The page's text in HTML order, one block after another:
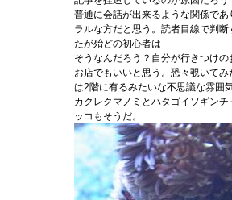
普通に会話が出来るような関係で
ラルな方だと思う。読者目線で判
たが殆どの初心者は
そうなんだろう？自分が行きつけ
お店でもいいと思う。恐々覗いて
は2階に有るみたいな不思議な雰囲
カクレクマノミとハタゴイソギン
ッコもそうだ。